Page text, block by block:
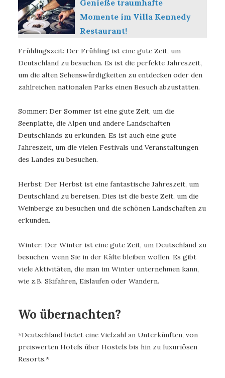
Genieße traumhafte
Momente im Villa Kennedy
Restaurant!
Frühlingszeit: Der Frühling ist eine gute Zeit, um
Deutschland zu besuchen. Es ist die perfekte Jahreszeit,
um die alten Sehenswürdigkeiten zu entdecken oder den
zahlreichen nationalen Parks einen Besuch abzustatten.
Sommer: Der Sommer ist eine gute Zeit, um die
Seenplatte, die Alpen und andere Landschaften
Deutschlands zu erkunden. Es ist auch eine gute
Jahreszeit, um die vielen Festivals und Veranstaltungen
des Landes zu besuchen.
Herbst: Der Herbst ist eine fantastische Jahreszeit, um
Deutschland zu bereisen. Dies ist die beste Zeit, um die
Weinberge zu besuchen und die schönen Landschaften zu
erkunden.
Winter: Der Winter ist eine gute Zeit, um Deutschland zu
besuchen, wenn Sie in der Kälte bleiben wollen. Es gibt
viele Aktivitäten, die man im Winter unternehmen kann,
wie z.B. Skifahren, Eislaufen oder Wandern.
Wo übernachten?
*Deutschland bietet eine Vielzahl an Unterkünften, von
preiswerten Hotels über Hostels bis hin zu luxuriösen
Resorts.*